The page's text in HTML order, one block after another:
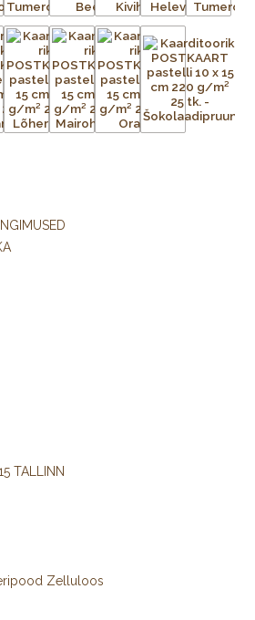
TALLINN
Zelluloos